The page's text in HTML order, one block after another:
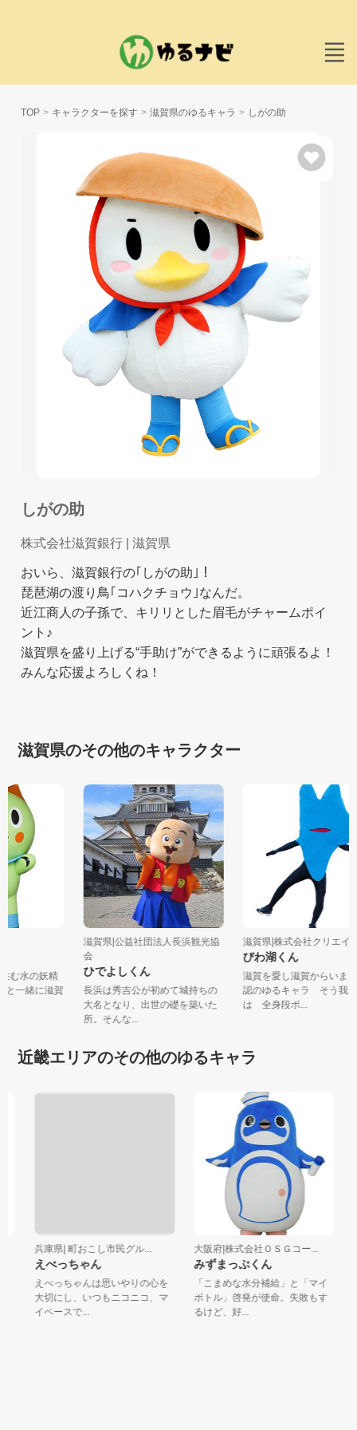
TOP キャラクターを探す 滋賀県のゆるキャラ しがの助
しがの助
株式会社滋賀銀行 | 滋賀県
おいら、滋賀銀行の｢しがの助｣！
琵琶湖の渡り鳥｢コハクチョウ｣なんだ。
近江商人の子孫で、キリリとした眉毛がチャームポイ
ント♪
滋賀県を盛り上げる“手助け”ができるように頑張るよ！
みんな応援よろしくね！
滋賀県のその他のキャラクター
住む水の妖精
と一緒に滋賀
滋賀県|公益社団法人長浜観光協
会
ひでよしくん
長浜は秀吉公が初めて城持ちの
大名となり、出世の礎を築いた
所。そんな...
滋賀県|株式会社クリエ
びわ湖くん
滋賀を愛し滋賀からい
認のゆるキャラ そう
は 全身段ボ...
近畿エリアのその他のゆるキャラ
兵庫県| 町おこし市民グル...
えべっちゃん
えべっちゃんは思いやりの心を
大切にし、いつもニコニコ、マ
イペースで...
大阪府|株式会社ＯＳＧコー...
みずまっぷくん
「こまめな水分補給」と「マイ
ボトル」啓発が使命。失敗もす
るけど、好...